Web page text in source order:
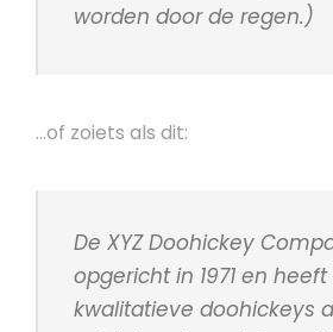
worden door de regen.)
…of zoiets als dit:
De XYZ Doohickey
opgericht in 1971 en
kwalitatieve doohickeys